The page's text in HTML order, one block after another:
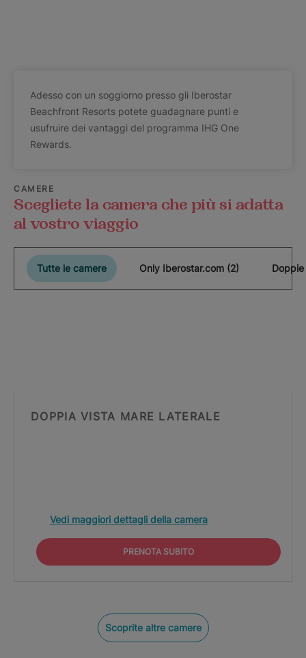
Adesso con un soggiorno presso gli Iberostar
Beachfront Resorts potete guadagnare punti e
usufruire dei vantaggi del programma IHG One
Rewards.
CAMERE
Scegliete la camera che più si adatta
al vostro viaggio
Tutte le camere Only Iberostar.com (2)
DOPPIA VISTA MARE LATERALE
Vedi maggiori dettagli della camera
PRENOTA SUBITO
Scoprite altre camere